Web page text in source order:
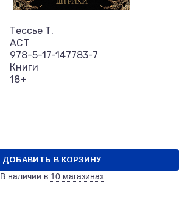
Тессье Т.
АСТ
978-5-17-147783-7
Книги
18+
ДОБАВИТЬ В КОРЗИНУ
В наличии в 10 магазинах